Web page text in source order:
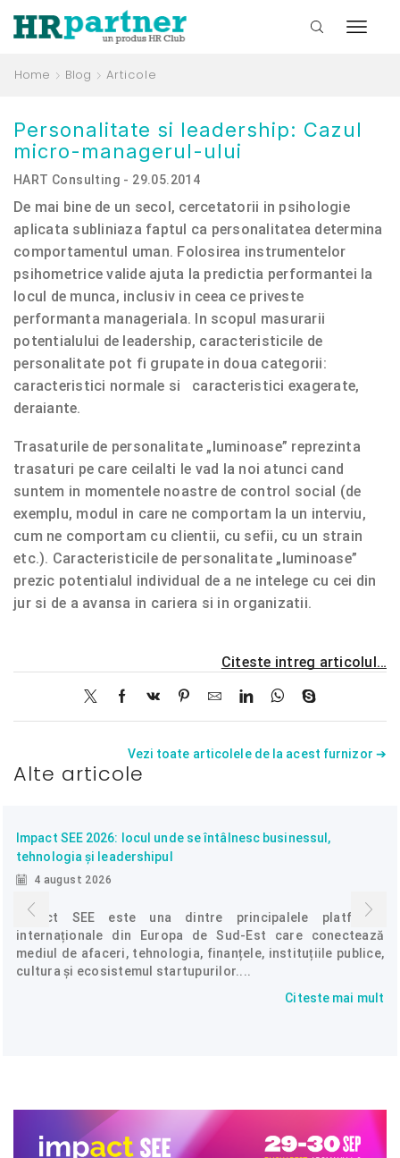
Home Blog Articole
Personalitate si leadership: Cazul
micro-managerul-ului
HART Consulting - 29.05.2014
De mai bine de un secol, cercetatorii in psihologie
aplicata subliniaza faptul ca personalitatea determina
comportamentul uman. Folosirea instrumentelor
psihometrice valide ajuta la predictia performantei la
locul de munca, inclusiv in ceea ce priveste
performanta manageriala. In scopul masurarii
potentialului de leadership, caracteristicile de
personalitate pot fi grupate in doua categorii:
caracteristici normale si caracteristici exagerate,
deraiante.
Trasaturile de personalitate „luminoase” reprezinta
trasaturi pe care ceilalti le vad la noi atunci cand
suntem in momentele noastre de control social (de
exemplu, modul in care ne comportam la un interviu,
cum ne comportam cu clientii, cu sefii, cu un strain
etc.). Caracteristicile de personalitate „luminoase”
prezic potentialul individual de a ne intelege cu cei din
jur si de a avansa in cariera si in organizatii.
Citeste intreg articolul…
Vezi toate articolele de la acest furnizor ➔
Alte articole
Impact SEE 2026: locul unde se întâlnesc businessul,
tehnologia și leadershipul
4 august 2026
Impact SEE este una dintre principalele platforme
internaționale din Europa de Sud-Est care conectează
mediul de afaceri, tehnologia, finanțele, instituțiile publice,
cultura și ecosistemul startupurilor....
Citeste mai mult